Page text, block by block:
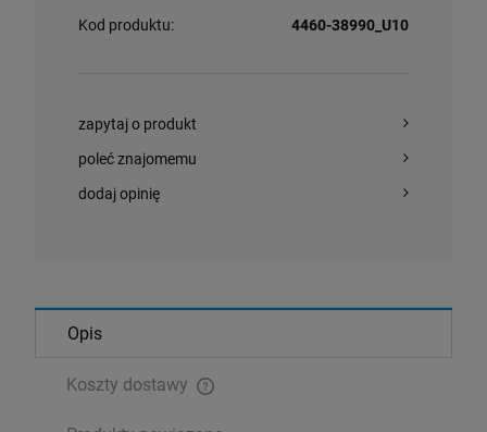
Kod produktu:
4460-38990_U10
zapytaj o produkt
poleć znajomemu
dodaj opinię
Opis
Koszty dostawy